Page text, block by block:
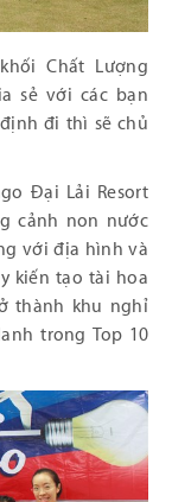
Chất Lượng
sẻ với các bạn
đi thì sẽ chủ
Đại Lải Resort
cảnh non nước
với địa hình và
kiến tạo tài hoa
thành khu nghỉ
trong Top 10